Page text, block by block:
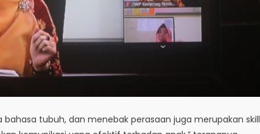
tubuh, dan menebak perasaan juga merupakan skill